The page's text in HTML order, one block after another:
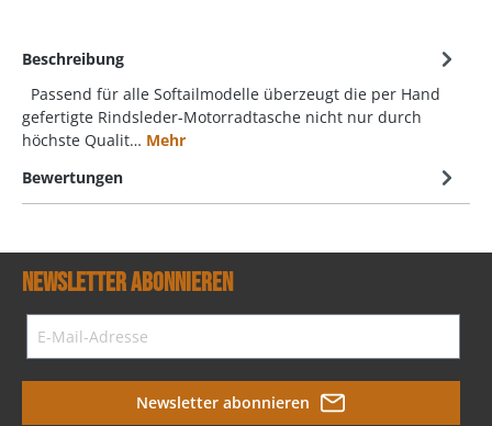
Beschreibung
Passend für alle Softailmodelle überzeugt die per Hand
gefertigte Rindsleder-Motorradtasche nicht nur durch
höchste Qualit… Mehr
Bewertungen
Newsletter abonnieren
Newsletter abonnieren